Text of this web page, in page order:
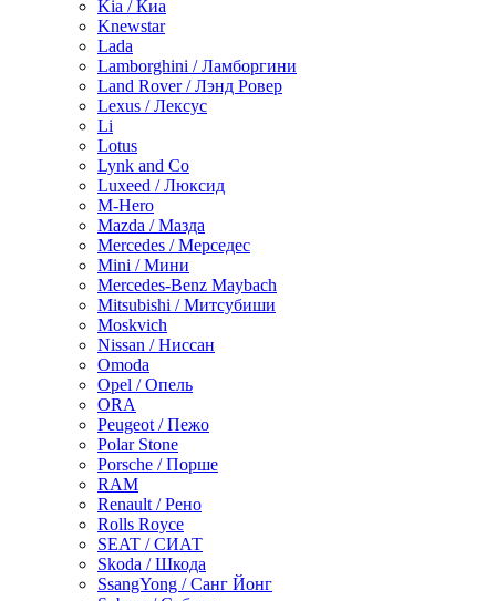
Kia / Киа
Knewstar
Lada
Lamborghini / Ламборгини
Land Rover / Лэнд Ровер
Lexus / Лексус
Li
Lotus
Lynk and Co
Luxeed / Люксид
M-Hero
Mazda / Мазда
Mercedes / Мерседес
Mini / Мини
Mercedes-Benz Maybach
Mitsubishi / Митсубиши
Moskvich
Nissan / Ниссан
Omoda
Opel / Опель
ORA
Peugeot / Пежо
Polar Stone
Porsche / Порше
RAM
Renault / Рено
Rolls Royce
SEAT / СИАТ
Skoda / Шкода
SsangYong / Санг Йонг